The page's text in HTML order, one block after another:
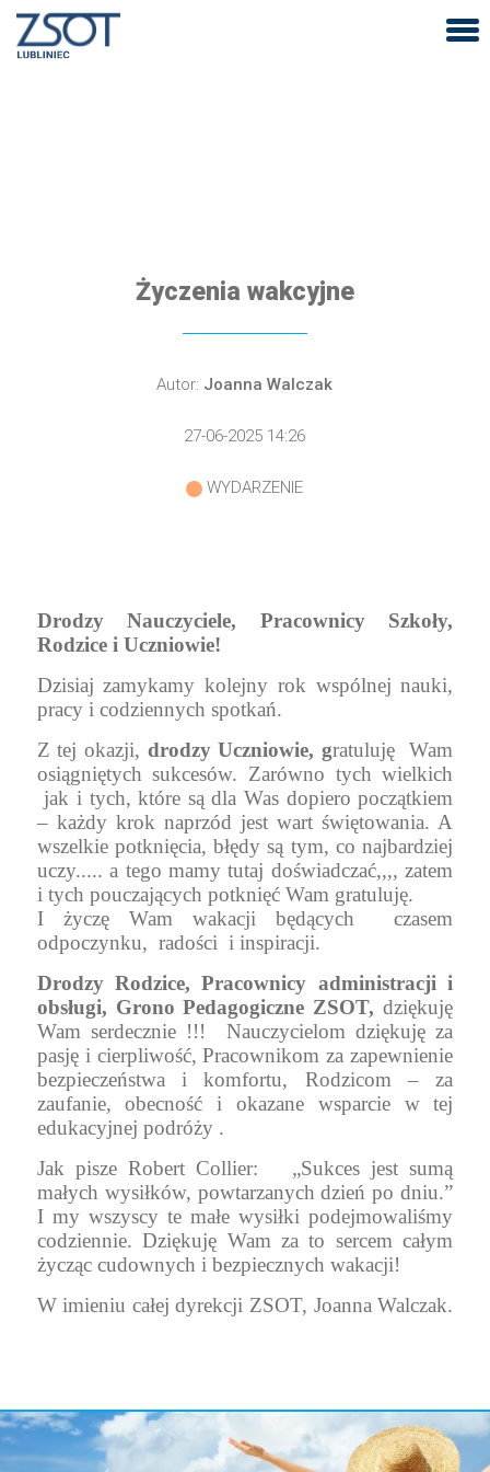
Życzenia wakcyjne
Autor: Joanna Walczak
27-06-2025 14:26
WYDARZENIE
Drodzy Nauczyciele, Pracownicy Szkoły,
Rodzice i Uczniowie!
Dzisiaj zamykamy kolejny rok wspólnej nauki,
pracy i codziennych spotkań.
Z tej okazji, drodzy Uczniowie, gratuluję
Wam
osiągniętych sukcesów. Zarówno tych wielkich
jak i tych, które są dla Was dopiero początkiem
– każdy krok naprzód jest wart świętowania. A
wszelkie potknięcia, błędy są tym, co najbardziej
uczy..... a tego mamy tutaj doświadczać,,,, zatem
i tych pouczających potknięć Wam gratuluję.
I życzę Wam wakacji będących
czasem
odpoczynku, radości i inspiracji.
Drodzy Rodzice, Pracownicy administracji i
obsługi, Grono Pedagogiczne ZSOT,dziękuję
Wam serdecznie !!!
Nauczycielom dziękuję za
pasję i cierpliwość, Pracownikom za zapewnienie
bezpieczeństwa i komfortu, Rodzicom – za
zaufanie, obecność i okazane wsparcie w tej
edukacyjnej podróży .
Jak pisze Robert Collier:
„Sukces jest sumą
małych wysiłków, powtarzanych dzień po dniu.”
I my wszyscy te małe wysiłki podejmowaliśmy
codziennie. Dziękuję Wam za to sercem całym
życząc cudownych i bezpiecznych wakacji!
W imieniu całej dyrekcji ZSOT, Joanna Walczak.